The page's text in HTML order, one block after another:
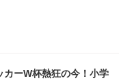
カーW杯熱狂の今！小学